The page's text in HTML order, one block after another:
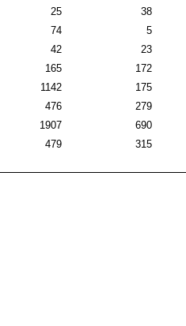
25 38
74 5
42 23
165 172
1142 175
476 279
1907 690
479 315